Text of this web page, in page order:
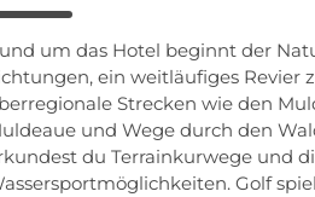
um das Hotel beginnt der
ein weitläufiges Revier
Strecken wie den
und Wege durch den
du Terrainkurwege und
Golf